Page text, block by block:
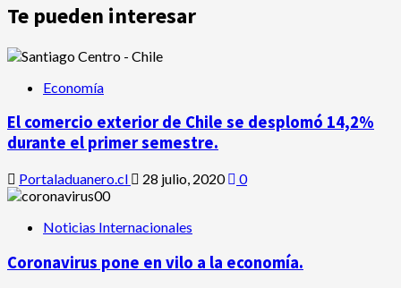
Te pueden interesar
Economía
El comercio exterior de Chile se desplomó 14,2%
durante el primer semestre.
Portaladuanero.cl 28 julio, 2020 0
Noticias Internacionales
Coronavirus pone en vilo a la economía.